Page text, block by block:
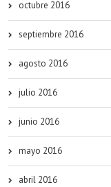
octubre 2016
septiembre 2016
agosto 2016
julio 2016
junio 2016
mayo 2016
abril 2016